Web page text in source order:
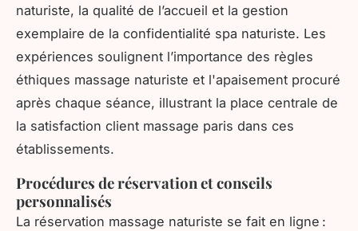
naturiste, la qualité de l’accueil et la gestion
exemplaire de la confidentialité spa naturiste. Les
expériences soulignent l’importance des règles
éthiques massage naturiste et l'apaisement procuré
après chaque séance, illustrant la place centrale de
la satisfaction client massage paris dans ces
établissements.
Procédures de réservation et conseils
personnalisés
La réservation massage naturiste se fait en ligne :